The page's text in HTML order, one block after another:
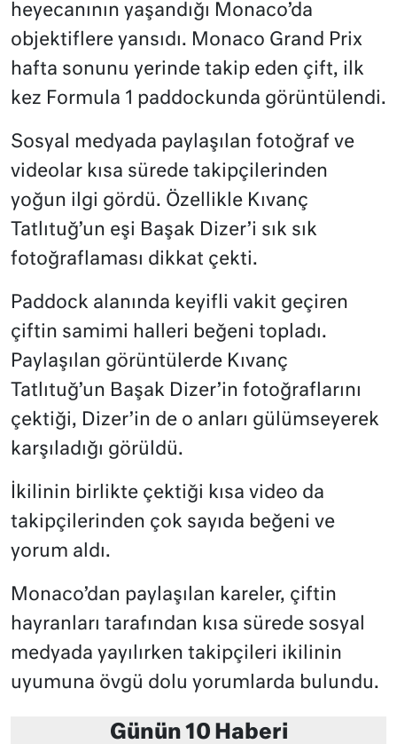
heyecanının yaşandığı Monaco’da
objektiflere yansıdı. Monaco Grand Prix
hafta sonunu yerinde takip eden çift, ilk
kez Formula 1 paddockunda görüntülendi.
Sosyal medyada paylaşılan fotoğraf ve
videolar kısa sürede takipçilerinden
yoğun ilgi gördü. Özellikle Kıvanç
Tatlıtuğ’un eşi Başak Dizer’i sık sık
fotoğraflaması dikkat çekti.
Paddock alanında keyifli vakit geçiren
çiftin samimi halleri beğeni topladı.
Paylaşılan görüntülerde Kıvanç
Tatlıtuğ’un Başak Dizer’in fotoğraflarını
çektiği, Dizer’in de o anları gülümseyerek
karşıladığı görüldü.
İkilinin birlikte çektiği kısa video da
takipçilerinden çok sayıda beğeni ve
yorum aldı.
Monaco’dan paylaşılan kareler, çiftin
hayranları tarafından kısa sürede sosyal
medyada yayılırken takipçileri ikilinin
uyumuna övgü dolu yorumlarda bulundu.
Günün 10 Haberi